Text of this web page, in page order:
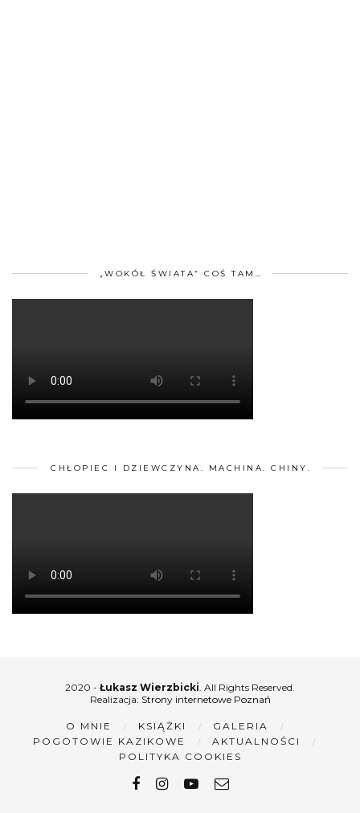
„WOKÓŁ ŚWIATA” COŚ TAM…
CHŁOPIEC I DZIEWCZYNA. MACHINA. CHINY.
2020 - Łukasz Wierzbicki. All Rights Reserved.
Realizacja: Strony internetowe Poznań
O MNIE KSIĄŻKI
GALERIA
POGOTOWIE KAZIKOWE
AKTUALNOŚCI
POLITYKA COOKIES